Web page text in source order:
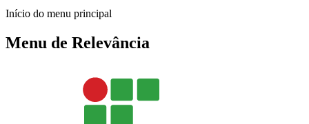
Início do menu principal
Menu de Relevância